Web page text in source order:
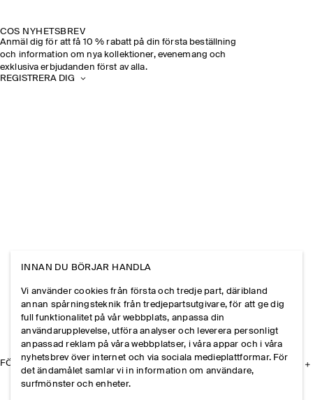
COS NYHETSBREV
Anmäl dig för att få 10 % rabatt på din första beställning
och information om nya kollektioner, evenemang och
exklusiva erbjudanden först av alla.
REGISTRERA DIG
FÖRETAGET
INNAN DU BÖRJAR HANDLA
Vi använder cookies från första och tredje part, däribland
annan spårningsteknik från tredjepartsutgivare, för att ge dig
full funktionalitet på vår webbplats, anpassa din
användarupplevelse, utföra analyser och leverera personligt
anpassad reklam på våra webbplatser, i våra appar och i våra
nyhetsbrev över internet och via sociala medieplattformar. För
det ändamålet samlar vi in information om användare,
surfmönster och enheter.